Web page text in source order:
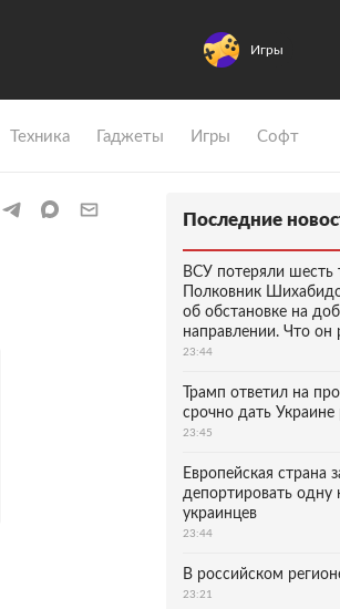
Игры
Техника Гаджеты Игры Софт
Последние
ВСУ потеряли шесть
Полковник
об обстановке на
направлении. Что он
23:44
Трамп ответил на
срочно дать
23:45
Европейская страна
депортировать одну
украинцев
23:44
В российском
23:21